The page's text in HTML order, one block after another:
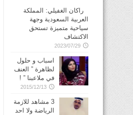
راكان الغفيلي: المملكة
العربية السعودية وجهة
سياحية متميزة تستحق
الاكتشاف
2023/07/29
اسباب و حلول
لظاهرة ” العنف
في ملاعبنا ” !
2015/12/13
3 مشاهد للازمة
الرياضة ولا احد